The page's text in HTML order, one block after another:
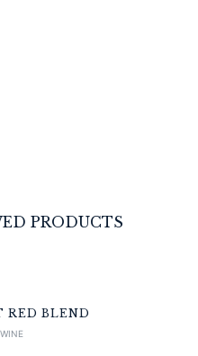
PRODUCTS
RED BLEND